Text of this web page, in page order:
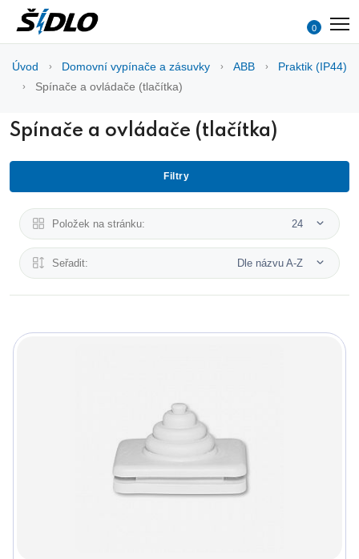
0
Úvod Domovní vypínače a zásuvky ABB
Praktik (IP44)
Spínače a ovládače (tlačítka)
Spínače a ovládače (tlačítka)
Filtry
Položek na stránku: 24
Seřadit: Dle názvu A-Z